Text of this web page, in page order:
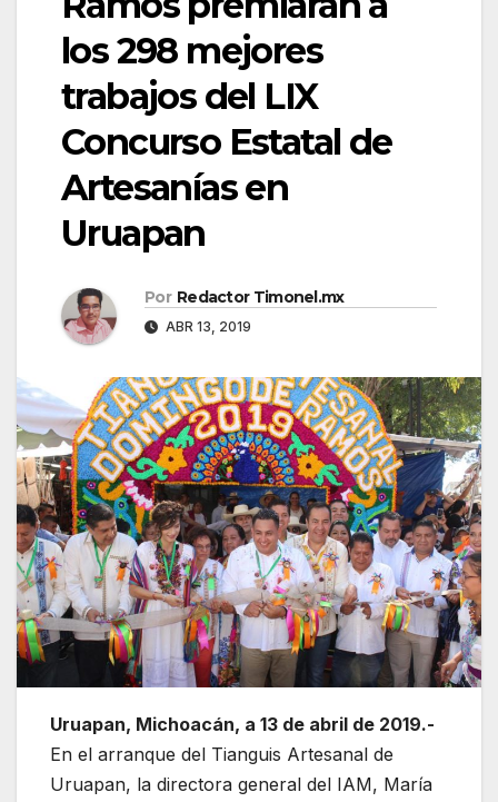
los 298 mejores
trabajos del LIX
Concurso Estatal de
Artesanías en
Uruapan
Por Redactor Timonel.mx
ABR 13, 2019
Uruapan, Michoacán, a 13 de abril de 2019.-
En el arranque del Tianguis Artesanal de
Uruapan, la directora general del IAM, María